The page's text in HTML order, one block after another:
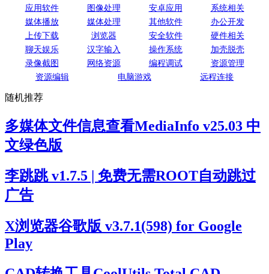
应用软件 图像处理 安卓应用
系统相关
媒体播放
媒体处理 其他软件
办公开发
上传下载
浏览器 安全软件
硬件相关
聊天娱乐
汉字输入 操作系统
加壳脱壳
录像截图
网络资源 编程调试
资源管理
资源编辑
电脑游戏 远程连接
随机推荐
多媒体文件信息查看MediaInfo v25.03 中
文绿色版
李跳跳 v1.7.5 | 免费无需ROOT自动跳过
广告
X浏览器谷歌版 v3.7.1(598) for Google
Play